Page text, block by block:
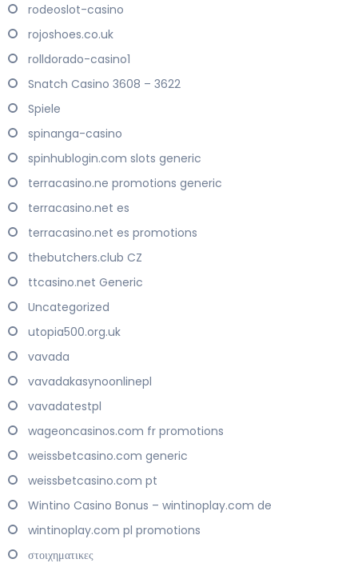
rodeoslot-casino
rojoshoes.co.uk
rolldorado-casino1
Snatch Casino 3608 – 3622
Spiele
spinanga-casino
spinhublogin.com slots generic
terracasino.ne promotions generic
terracasino.net es
terracasino.net es promotions
thebutchers.club CZ
ttcasino.net Generic
Uncategorized
utopia500.org.uk
vavada
vavadakasynoonlinepl
vavadatestpl
wageoncasinos.com fr promotions
weissbetcasino.com generic
weissbetcasino.com pt
Wintino Casino Bonus – wintinoplay.com de
wintinoplay.com pl promotions
στοιχηματικες